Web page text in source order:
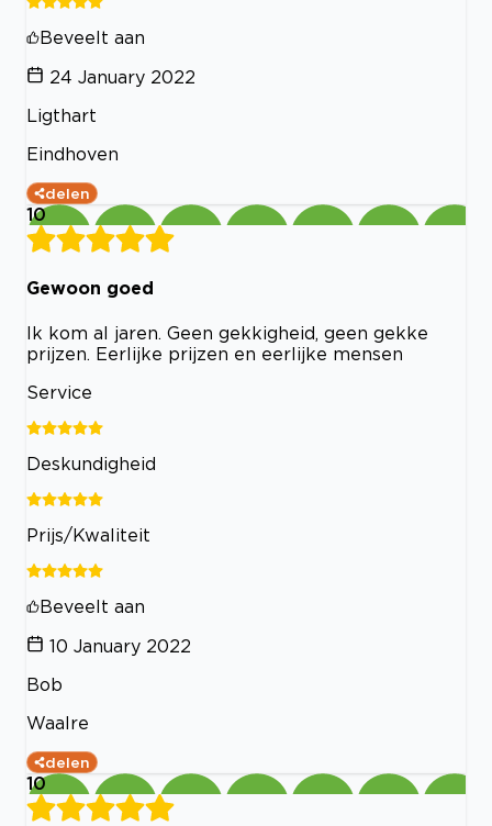
Beveelt aan
24 January 2022
Ligthart
Eindhoven
delen
10
Gewoon goed
Ik kom al jaren. Geen gekkigheid, geen gekke
prijzen. Eerlijke prijzen en eerlijke mensen
Service
Deskundigheid
Prijs/Kwaliteit
Beveelt aan
10 January 2022
Bob
Waalre
delen
10